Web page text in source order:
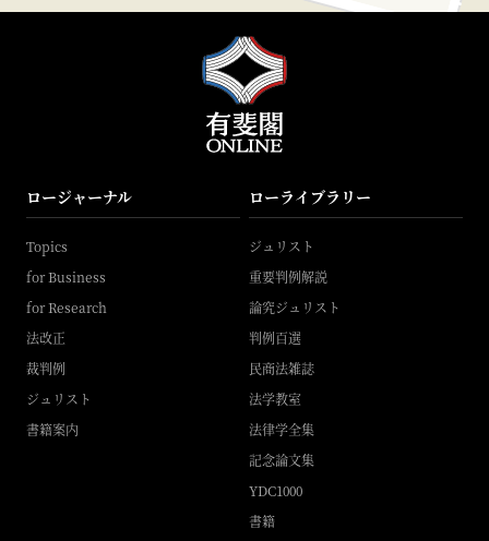
ロージャーナル
Topics
for Business
for Research
法改正
裁判例
ジュリスト
書籍案内
ローライブラリー
ジュリスト
重要判例解説
論究ジュリスト
判例百選
民商法雑誌
法学教室
法律学全集
記念論文集
YDC1000
書籍